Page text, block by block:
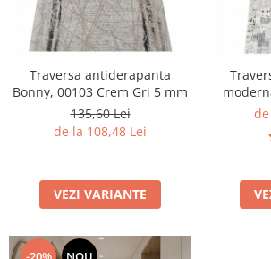
Traversa antiderapanta
Bonny, 00103 Crem Gri 5 mm
135,60 Lei
de la 108,48 Lei
VEZI VARIANTE
Inchis